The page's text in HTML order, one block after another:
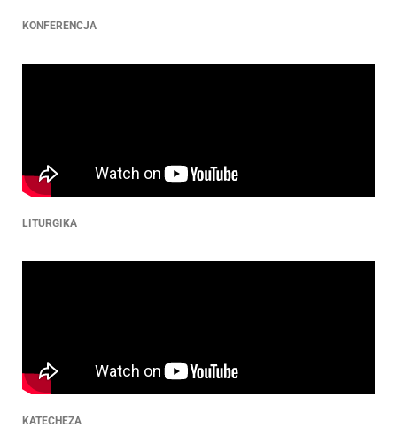
KONFERENCJA
LITURGIKA
KATECHEZA